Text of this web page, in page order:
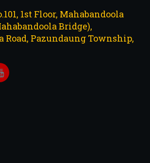
1st Floor, Mahabandoola
Bridge),
Road, Pazundaung Township,